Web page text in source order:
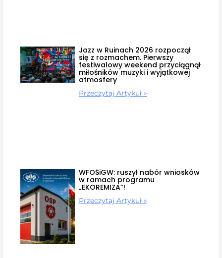
Jazz w Ruinach 2026 rozpoczął
się z rozmachem. Pierwszy
festiwalowy weekend przyciągnął
miłośników muzyki i wyjątkowej
atmosfery
Przeczytaj Artykuł »
WFOŚiGW: ruszył nabór wniosków
w ramach programu
„EKOREMIZA”!
Przeczytaj Artykuł »